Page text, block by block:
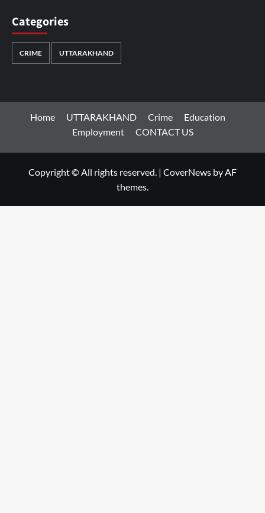
Categories
CRIME UTTARAKHAND
Home UTTARAKHAND Crime
Education
Employment
CONTACT US
Copyright © All rights reserved. | CoverNews by AF
themes.